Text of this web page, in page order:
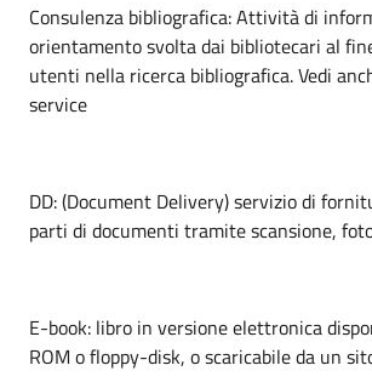
Consulenza bibliografica: Attività di
orientamento svolta dai bibliotecari al
utenti nella ricerca bibliografica. Vedi
service
DD: (Document Delivery) servizio di
parti di documenti tramite scansione,
E-book: libro in versione elettronica
ROM o floppy-disk, o scaricabile da un